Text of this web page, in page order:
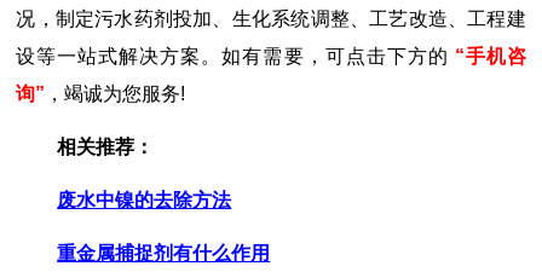
况，制定污水药剂投加、生化系统调整、工艺改造、工程建
设等一站式解决方案。如有需要，可点击下方的 “手机咨
询” ，竭诚为您服务!
相关推荐：
废水中镍的去除方法
重金属捕捉剂有什么作用